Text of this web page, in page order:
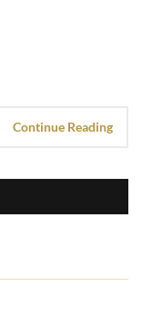
Continue Reading